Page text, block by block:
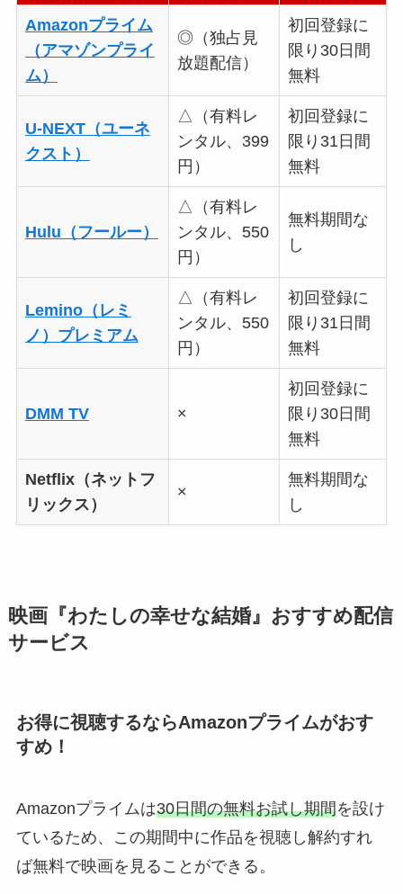
Amazonプライム
（アマゾンプライ
ム）
◎（独占見
放題配信）
初回登録に
限り30日間
無料
U-NEXT（ユーネ
クスト）
△（有料レ
ンタル、399
円）
初回登録に
限り31日間
無料
Hulu（フールー）
△（有料レ
ンタル、550
円）
無料期間な
し
Lemino（レミ
ノ）プレミアム
△（有料レ
ンタル、550
円）
初回登録に
限り31日間
無料
DMM TV ×
初回登録に
限り30日間
無料
Netflix（ネットフ
リックス）
×
無料期間な
し
映画『わたしの幸せな結婚』おすすめ配信
サービス
お得に視聴するならAmazonプライムがおす
すめ！
Amazonプライムは30日間の無料お試し期間を設け
ているため、この期間中に作品を視聴し解約すれ
ば無料で映画を見ることができる。